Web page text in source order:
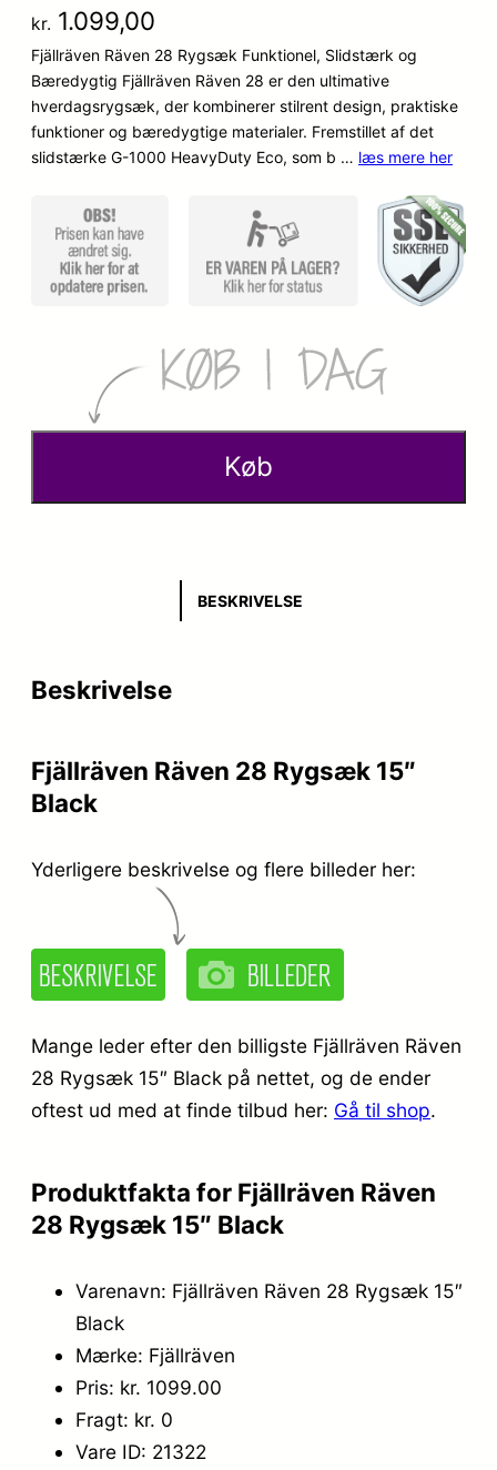
kr. 1.099,00
Fjällräven Räven 28 Rygsæk Funktionel, Slidstærk og
Bæredygtig Fjällräven Räven 28 er den ultimative
hverdagsrygsæk, der kombinerer stilrent design, praktiske
funktioner og bæredygtige materialer. Fremstillet af det
slidstærke G-1000 HeavyDuty Eco, som b … læs mere her
Køb
BESKRIVELSE
Beskrivelse
Fjällräven Räven 28 Rygsæk 15″
Black
Yderligere beskrivelse og flere billeder her:
Mange leder efter den billigste Fjällräven Räven
28 Rygsæk 15″ Black på nettet, og de ender
oftest ud med at finde tilbud her: Gå til shop.
Produktfakta for Fjällräven Räven
28 Rygsæk 15″ Black
Varenavn: Fjällräven Räven 28 Rygsæk 15″
Black
Mærke: Fjällräven
Pris: kr. 1099.00
Fragt: kr. 0
Vare ID: 21322